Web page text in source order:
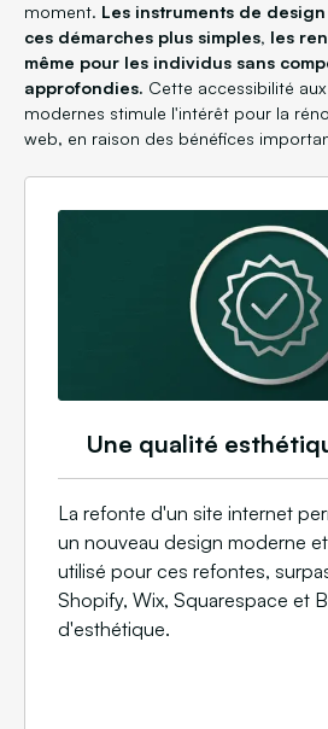
moment. Les instruments de
ces démarches plus simples, les
même pour les individus sans
approfondies. Cette accessibilité
modernes stimule l'intérêt pour la
web, en raison des bénéfices
Une qualité
La refonte d'un site internet
un nouveau design moderne
utilisé pour ces refontes,
Shopify, Wix, Squarespace et
d'esthétique.